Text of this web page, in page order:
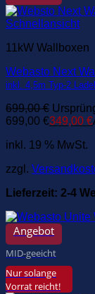
Schnellansicht
11kW Wallboxen
Webasto Next
inkl. 4,5m Typ-2
699,00€
699,00 €349,00 €
inkl. 19 % MwSt.
zzgl.
Lieferzeit: 2-4
Angebot
MID-geeicht
Nur solange
Vorrat reicht!